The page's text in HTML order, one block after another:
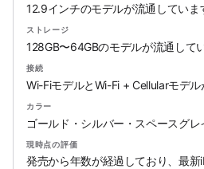
12.9インチのモデルが流通していま
ストレージ
128GB〜64GBのモデルが流通して
接続
Wi-FiモデルとWi-Fi + Cellularモデル
カラー
ゴールド・シルバー・スペースグレ
現時点の評価
発売から年数が経過しており、最